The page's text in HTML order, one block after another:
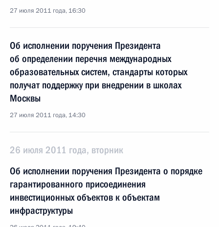
27 июля 2011 года, 16:30
Об исполнении поручения Президента
об определении перечня международных
образовательных систем, стандарты которых
получат поддержку при внедрении в школах
Москвы
27 июля 2011 года, 14:30
26 июля 2011 года, вторник
Об исполнении поручения Президента о порядке
гарантированного присоединения
инвестиционных объектов к объектам
инфраструктуры